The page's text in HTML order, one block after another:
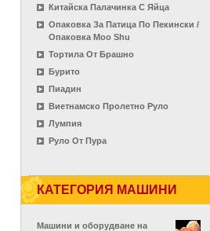
Китайска Палачинка С Яйца
Опаковка За Патица По Пекински /
Опаковка Moo Shu
Тортила От Брашно
Бурито
Пиадин
Виетнамско Пролетно Руло
Лумпия
Руло От Пура
КАТЕГОРИЯ МАШИНИ
Машини и оборудване на